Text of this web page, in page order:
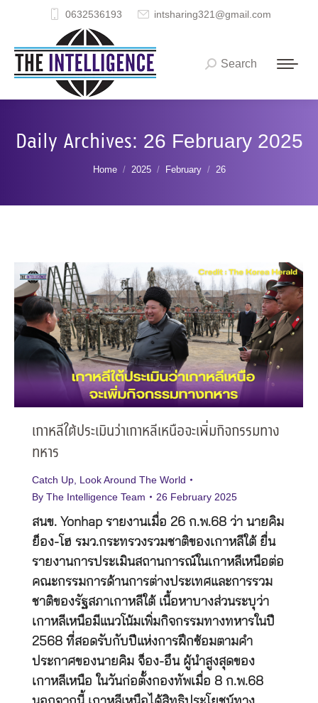
0632536193 intsharing321@gmail.com
Search:
Search
Daily Archives: 26 February 2025
You are here:
Home 2025 February 26
เกาหลีใต้ประเมินว่าเกาหลีเหนือจะเพิ่มกิจกรรมทาง
ทหาร
Catch Up Look Around The World
By The Intelligence Team 26 February 2025
สนข. Yonhap รายงานเมื่อ 26 ก.พ.68 ว่า นายคิม
ย็อง-โฮ รมว.กระทรวงรวมชาติของเกาหลีใต้ ยื่น
รายงานการประเมินสถานการณ์ในเกาหลีเหนือต่อ
คณะกรรมการด้านการต่างประเทศและการรวม
ชาติของรัฐสภาเกาหลีใต้ เนื้อหาบางส่วนระบุว่า
เกาหลีเหนือมีแนวโน้มเพิ่มกิจกรรมทางทหารในปี
2568 ที่สอดรับกับปีแห่งการฝึกซ้อมตามคำ
ประกาศของนายคิม จ็อง-อึน ผู้นำสูงสุดของ
เกาหลีเหนือ ในวันก่อตั้งกองทัพเมื่อ 8 ก.พ.68